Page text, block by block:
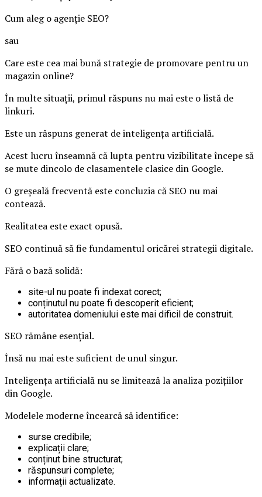
Cum aleg o agenție SEO?
sau
Care este cea mai bună strategie de promovare pentru un
magazin online?
În multe situații, primul răspuns nu mai este o listă de
linkuri.
Este un răspuns generat de inteligența artificială.
Acest lucru înseamnă că lupta pentru vizibilitate începe să
se mute dincolo de clasamentele clasice din Google.
O greșeală frecventă este concluzia că SEO nu mai
contează.
Realitatea este exact opusă.
SEO continuă să fie fundamentul oricărei strategii digitale.
Fără o bază solidă:
site-ul nu poate fi indexat corect;
conținutul nu poate fi descoperit eficient;
autoritatea domeniului este mai dificil de construit.
SEO rămâne esențial.
Însă nu mai este suficient de unul singur.
Inteligența artificială nu se limitează la analiza pozițiilor
din Google.
Modelele moderne încearcă să identifice:
surse credibile;
explicații clare;
conținut bine structurat;
răspunsuri complete;
informații actualizate.